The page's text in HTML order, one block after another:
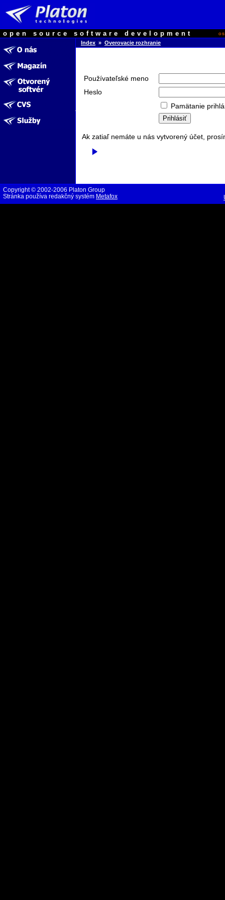
open source software development
Index » Overovacie rozhranie
Používateľské meno
Heslo
Pamätanie
Ak zatiaľ nemáte u nás vytvorený účet,
Copyright © 2002-2006 Platon Group
Stránka používa redakčný systém Metafox